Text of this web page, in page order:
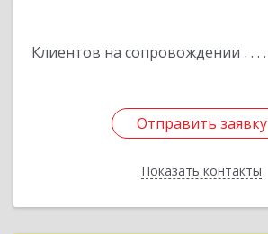
Клиентов на сопровождении
Отправить заявку
Показать контакты
Отправить заявку
Назад